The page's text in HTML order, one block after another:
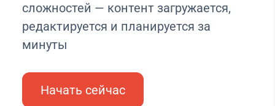
сложностей — контент загружается,
редактируется и планируется за
минуты
Начать сейчас